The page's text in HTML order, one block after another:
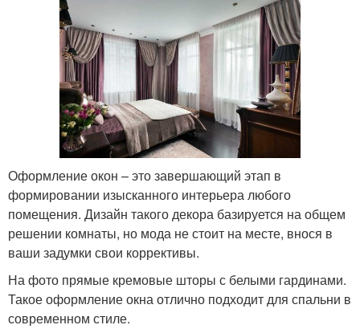
Оформление окон – это завершающий этап в
формировании изысканного интерьера любого
помещения. Дизайн такого декора базируется на общем
решении комнаты, но мода не стоит на месте, внося в
ваши задумки свои коррективы.
На фото прямые кремовые шторы с белыми гардинами.
Такое оформление окна отлично подходит для спальни в
современном стиле.